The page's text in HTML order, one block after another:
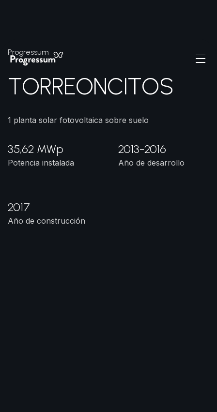
Progressum
TORREONCITOS
1 planta solar fotovoltaica sobre suelo
35,62 MWp
Potencia instalada
2013-2016
Año de desarrollo
2017
Año de construcción